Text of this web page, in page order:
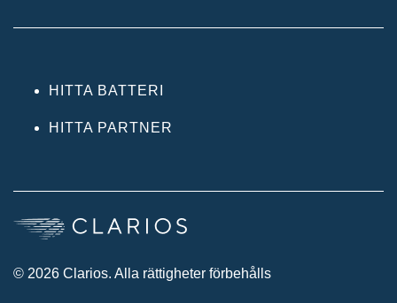
HITTA BATTERI
HITTA PARTNER
© 2026 Clarios. Alla rättigheter förbehålls